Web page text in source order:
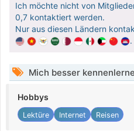
Ich möchte nicht von
0,7 kontaktiert werden.
Nur aus diesen Ländern
.
Mich besser
Hobbys
Lektüre Internet Reisen